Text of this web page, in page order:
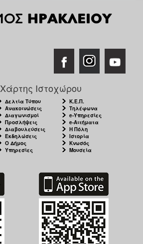
Χάρτης Ιστοχώρου
Δελτία Τύπου
Ανακοινώσεις
Διαγωνισμοί
Προσλήψεις
Διαβουλεύσεις
Εκδηλώσεις
Ο Δήμος
Υπηρεσίες
Κ.Ε.Π.
Τηλέφωνα
e-Υπηρεσίες
e-Αιτήματα
Η Πόλη
Ιστορία
Κνωσός
Μουσεία